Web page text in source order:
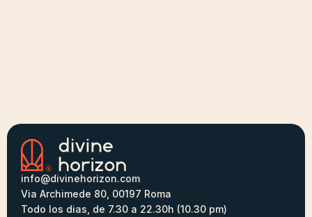
info@divinehorizon.com
Via Archimede 80, 00197 Roma
Todo los dias, de 7.30 a 22.30h (10.30 pm)